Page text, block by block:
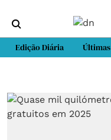
Edição Diária Últimas